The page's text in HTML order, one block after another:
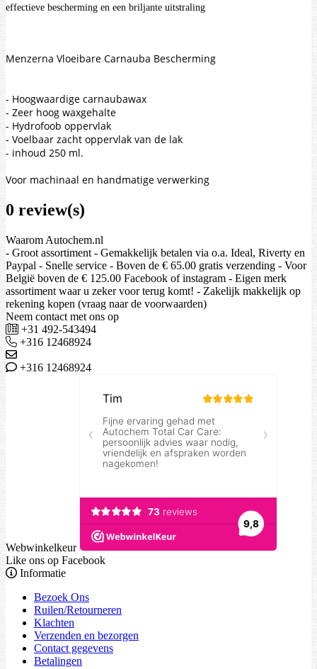
effectieve bescherming en een briljante uitstraling
Menzerna Vloeibare Carnauba Bescherming
- Hoogwaardige carnaubawax
- Zeer hoog waxgehalte
- Hydrofoob oppervlak
- Voelbaar zacht oppervlak van de lak
- inhoud 250 ml.
Voor machinaal en handmatige verwerking
0 review(s)
Waarom Autochem.nl
- Groot assortiment - Gemakkelijk betalen via o.a. Ideal, Riverty en
Paypal - Snelle service - Boven de € 65.00 gratis verzending - Voor
België boven de € 125.00 Facebook of instagram - Eigen merk
assortiment waar u zeker voor terug komt! - Zakelijk makkelijk op
rekening kopen (vraag naar de voorwaarden)
Neem contact met ons op
+31 492-543494
+316 12468924
+316 12468924
Webwinkelkeur
Like ons op Facebook
Informatie
Bezoek Ons
Ruilen/Retourneren
Klachten
Verzenden en bezorgen
Contact gegevens
Betalingen